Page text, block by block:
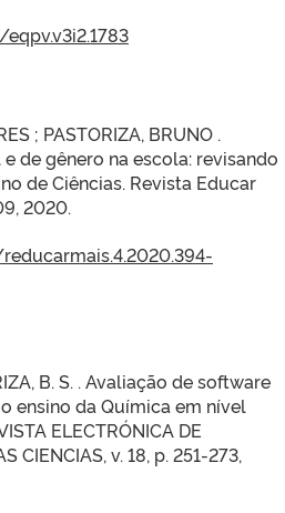
; PASTORIZA, BRUNO .
de gênero na escola: revisando
de Ciências. Revista Educar
2020.
B. S. . Avaliação de software
ensino da Química em nível
ELECTRÓNICA DE
CIENCIAS, v. 18, p. 251-273,